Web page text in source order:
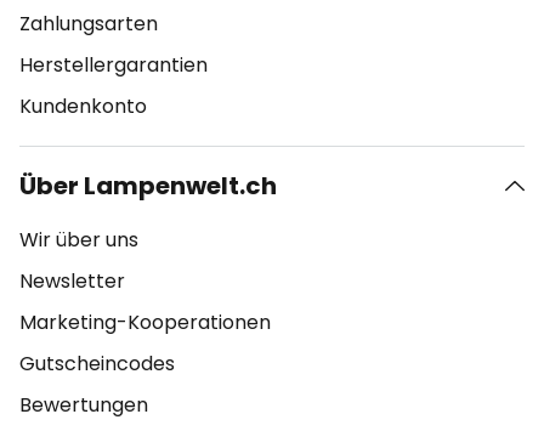
Zahlungsarten
Herstellergarantien
Kundenkonto
Über Lampenwelt.ch
Wir über uns
Newsletter
Marketing-Kooperationen
Gutscheincodes
Bewertungen